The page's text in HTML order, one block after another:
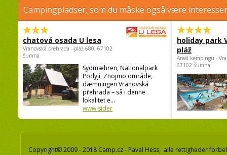
Campingpladser, som du måske også være
chatová osada U lesa
Vranovská přehrada - pláž 680, 67102
Šumná
Sydmæhren, Nationalpark
Podyjí, Znojmo område,
dæmningen Vranovská
přehrada – så i denne
lokalitet e...
www sider
holiday park
pláž
Areál kempingu -
67102 Šumná
Copyright© 2009 - 2018 Camp.cz - Pavel Hess, alle rettigheder